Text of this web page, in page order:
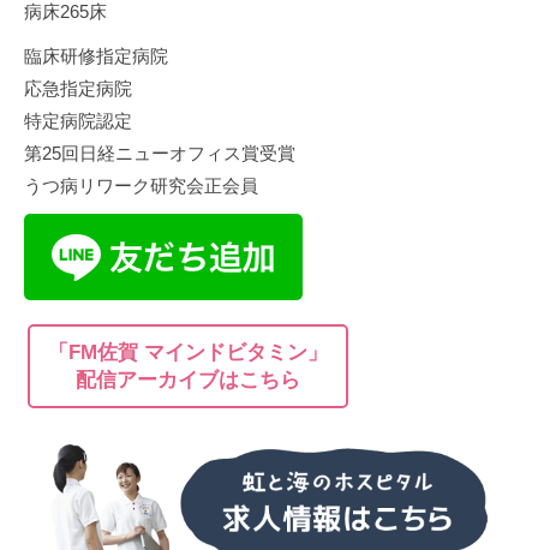
病床265床
臨床研修指定病院
応急指定病院
特定病院認定
第25回日経ニューオフィス賞受賞
うつ病リワーク研究会正会員
「FM佐賀 マインドビタミン」
配信アーカイブはこちら